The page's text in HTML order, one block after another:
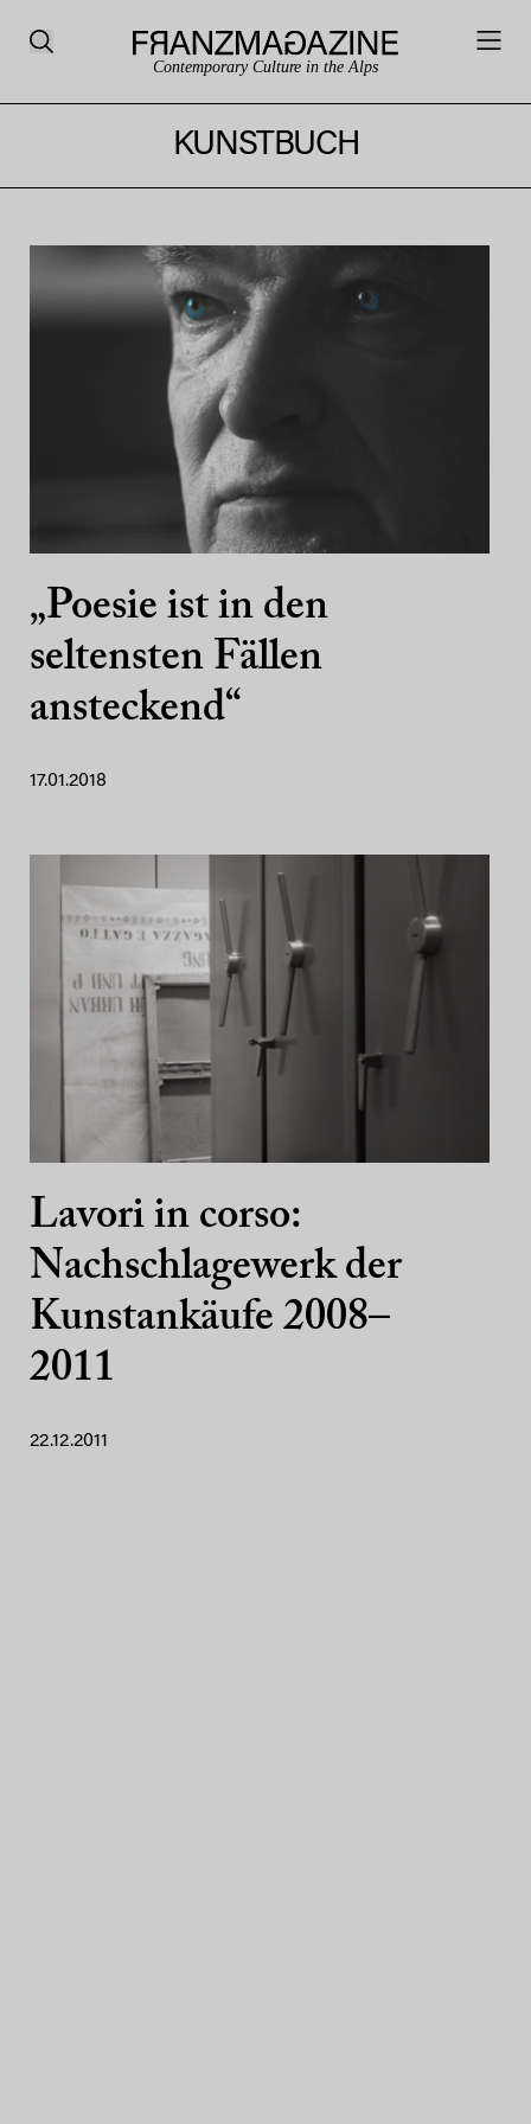
Contemporary Culture in the Alps
KUNSTBUCH
„Poesie ist in den
seltensten Fällen
ansteckend“
17.01.2018
Lavori in corso:
Nachschlagewerk der
Kunstankäufe 2008–
2011
22.12.2011